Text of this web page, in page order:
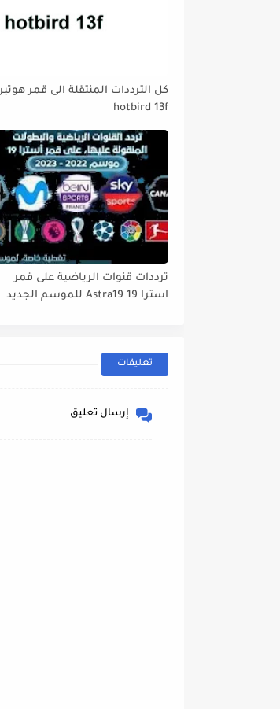
كل الترددات المنتقلة الى قمر
hotbird 13f
ترددات قنوات الرياضية على قمر
استرا 19 Astra19 للموسم الجديد
تعليقات
إرسال تعليق